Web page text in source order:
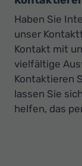
Haben Sie
unser
Kontakt mit
vielfältige
Kontaktieren
lassen Sie
helfen, das